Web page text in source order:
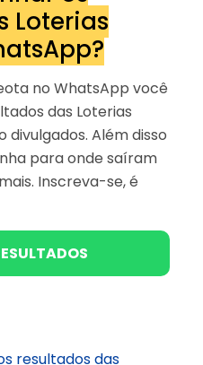
Loterias
no WhatsApp você
das Loterias
divulgados. Além disso
para onde saíram
Inscreva-se, é
resultados das